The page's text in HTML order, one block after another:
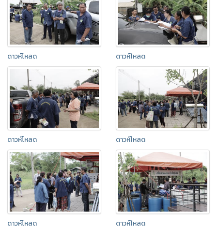
ดาวห์โหลด ดาวห์โหลด
ดาวห์โหลด ดาวห์โหลด
ดาวห์โหลด ดาวห์โหลด